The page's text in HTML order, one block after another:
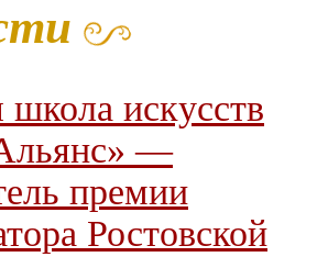
школа искусств
—
премии
Ростовской